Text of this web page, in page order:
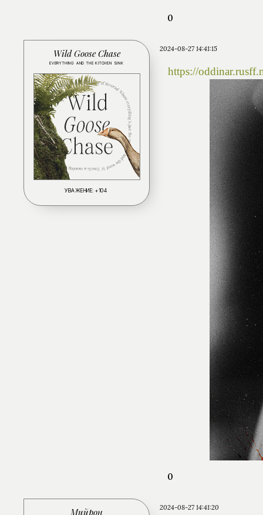
0
2024-08-27 14:41:15
Wild Goose Chase
EVERYTHING AND THE KITCHEN SINK
УВАЖЕНИЕ: +104
https://
0
2024-08-27 14:41:20
Мийрон